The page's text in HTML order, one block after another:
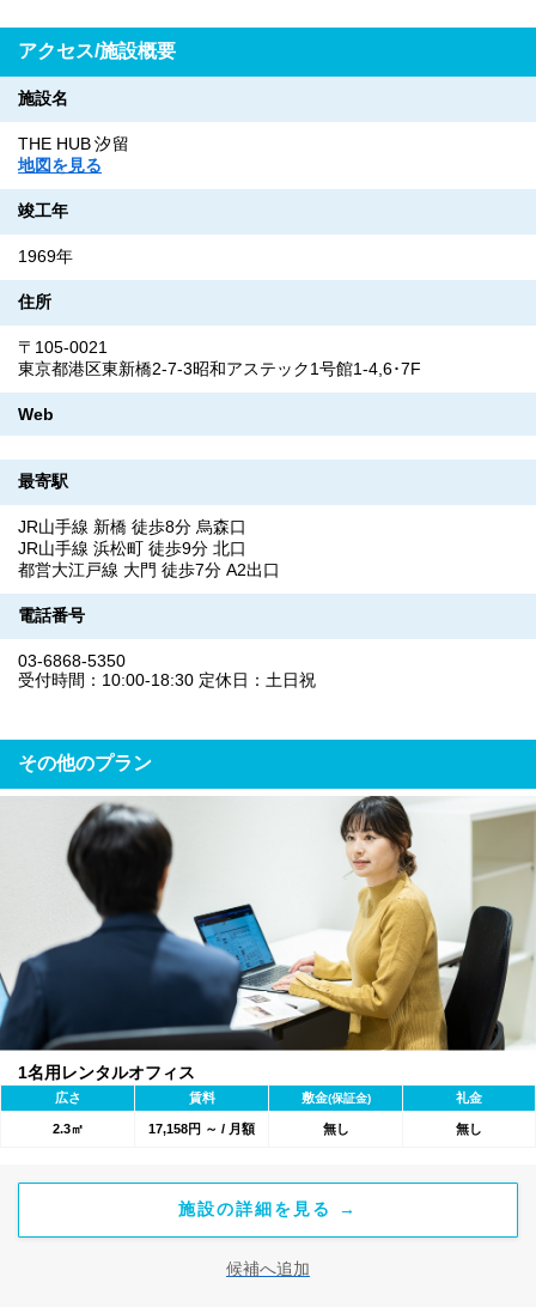
アクセス/施設概要
施設名
THE HUB 汐留
地図を見る
竣工年
1969年
住所
〒105-0021
東京都港区東新橋2-7-3昭和アステック1号館1-4,6･7F
Web
最寄駅
JR山手線 新橋 徒歩8分 烏森口
JR山手線 浜松町 徒歩9分 北口
都営大江戸線 大門 徒歩7分 A2出口
電話番号
03-6868-5350
受付時間：10:00-18:30 定休日：土日祝
その他のプラン
1名用レンタルオフィス
広さ 賃料 敷金(保証金) 礼金
2.3㎡ 17,158円 ～ / 月額 無し 無し
施設の詳細を見る →
候補へ追加